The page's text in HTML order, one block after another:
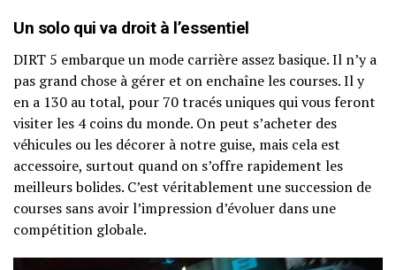
Un solo qui va droit à l’essentiel
DIRT 5 embarque un mode carrière assez basique. Il n’y a
pas grand chose à gérer et on enchaîne les courses. Il y
en a 130 au total, pour 70 tracés uniques qui vous feront
visiter les 4 coins du monde. On peut s’acheter des
véhicules ou les décorer à notre guise, mais cela est
accessoire, surtout quand on s’offre rapidement les
meilleurs bolides. C’est véritablement une succession de
courses sans avoir l’impression d’évoluer dans une
compétition globale.